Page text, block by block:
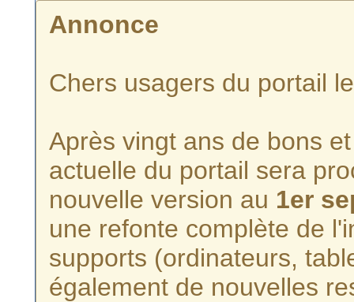
Annonce
Chers usagers du portail
Après vingt ans de bons
actuelle du portail sera
nouvelle version au 1er
une refonte complète de
supports (ordinateurs,
également de nouvelles